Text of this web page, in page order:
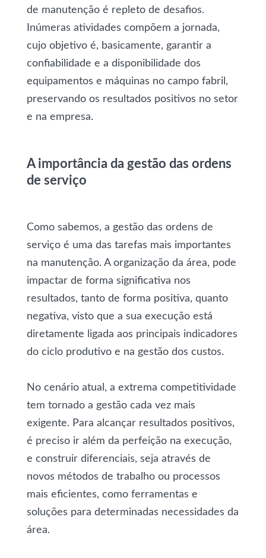
de manutenção é repleto de desafios.
Inúmeras atividades compõem a jornada,
cujo objetivo é, basicamente, garantir a
confiabilidade e a disponibilidade dos
equipamentos e máquinas no campo fabril,
preservando os resultados positivos no setor
e na empresa.
A importância da gestão das ordens
de serviço
Como sabemos, a gestão das ordens de
serviço é uma das tarefas mais importantes
na manutenção. A organização da área, pode
impactar de forma significativa nos
resultados, tanto de forma positiva, quanto
negativa, visto que a sua execução está
diretamente ligada aos principais indicadores
do ciclo produtivo e na gestão dos custos.
No cenário atual, a extrema competitividade
tem tornado a gestão cada vez mais
exigente. Para alcançar resultados positivos,
é preciso ir além da perfeição na execução,
e construir diferenciais, seja através de
novos métodos de trabalho ou processos
mais eficientes, como ferramentas e
soluções para determinadas necessidades da
área.